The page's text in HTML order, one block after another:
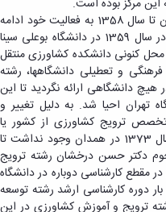
​​مدرسه عالی کشاورزی همدان تا سال 1358 به فعالیت خود ادامه
داده و تا آن تاریخ دانشجو می پذیرفت و در سال 1359 در دانشگاه بوعلی­ سینا
کنونی دانشکده کشاورزی منتقل
به دلیل انقلاب فرهنگی و تعطیلی دانشگاه‏ها، رشته
کشاورزی به طور کلی تا سال 1364 در هیچ دانشگاهی ارائه نگردید تا این
تهران احیا شد. به دلیل تغییر و
تخصص ترویج کشاورزی از کشور یا
مهاجرت از همدان به تهران، این رشته تا سال 1373 در همدان وجود نداشت تا
دکتر حسن درخشان رشته ترویج
مقطع کارشناسی دوباره در دانشگاه
احیا گشت. از سال 1388 اولین بار دوره کارشناسی ارشد رشته توسعه
ترویج و آموزش کشاورزی در این